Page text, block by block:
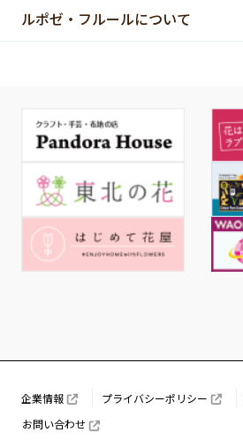
ルポゼ・フルールについて
企業情報 プライバシーポリシー
お問い合わせ